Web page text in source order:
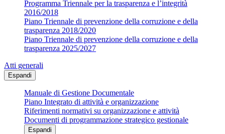
Programma Triennale per la trasparenza e l’integrità
2016/2018
Piano Triennale di prevenzione della corruzione e della
trasparenza 2018/2020
Piano Triennale di prevenzione della corruzione e della
trasparenza 2025/2027
Atti generali
Espandi
Manuale di Gestione Documentale
Piano Integrato di attività e organizzazione
Riferimenti normativi su organizzazione e attività
Documenti di programmazione strategico gestionale
Espandi